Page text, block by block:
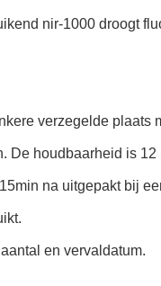
nir-1000 droogt
verzegelde plaats
De houdbaarheid is
na uitgepakt bij
en vervaldatum.